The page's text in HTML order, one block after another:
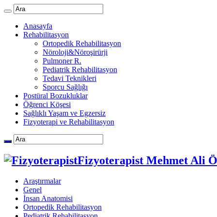
Anasayfa
Rehabilitasyon
Ortopedik Rehabilitasyon
Nöroloji&Nöroşirürji
Pulmoner R.
Pediatrik Rehabilitasyon
Tedavi Teknikleri
Sporcu Sağlığı
Postüral Bozukluklar
Öğrenci Köşesi
Sağlıklı Yaşam ve Egzersiz
Fizyoterapi ve Rehabilitasyon
Fizyoterapist Mehmet Ali
Araştırmalar
Genel
İnsan Anatomisi
Ortopedik Rehabilitasyon